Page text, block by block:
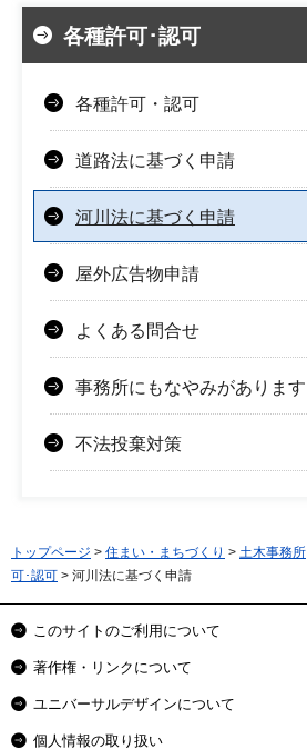
各種許可･認可
各種許可・認可
道路法に基づく申請
河川法に基づく申請
屋外広告物申請
よくある問合せ
事務所にもなやみがあります
不法投棄対策
トップページ > 住まい・まちづくり > 土木事務所
可･認可 > 河川法に基づく申請
このサイトのご利用について
著作権・リンクについて
ユニバーサルデザインについて
個人情報の取り扱い